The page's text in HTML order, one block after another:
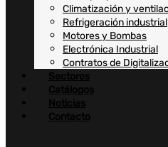
Climatización y
Refrigeración industrial
Motores y Bombas
Electrónica Industrial
Contratos de
Sectores
Catálogos
Noticias
Contacto